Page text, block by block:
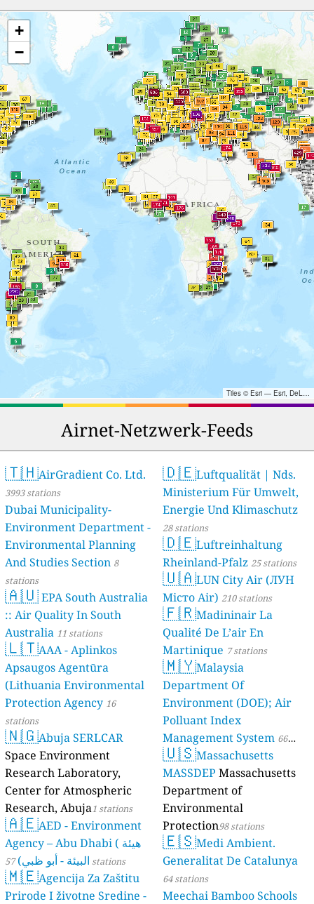
+
−
Tiles © Esri — Esri, DeLorme, NAVTEQ, TomTom, Intermap, iPC, USGS, FAO, NPS, NRCAN, GeoBase, Kadaster NL, Ordnance Survey, Esri Japan, METI, Esri China (Hong Kong), and the GIS User Community
Airnet-Netzwerk-Feeds
🇹🇭AirGradient Co. Ltd.
3993 stations
Dubai Municipality-
Environment Department -
Environmental Planning
And Studies Section 8
stations
🇦🇺EPA South Australia
:: Air Quality In South
Australia 11 stations
🇱🇹AAA - Aplinkos
Apsaugos Agentūra
(Lithuania Environmental
Protection Agency 16
stations
🇳🇬Abuja SERLCAR
Space Environment
Research Laboratory,
Center for Atmospheric
Research, Abuja1 stations
🇦🇪AED - Environment
Agency – Abu Dhabi ( هيئة
البيئة - أبو ظبي) 57 stations
🇲🇪Agencija Za Zaštitu
Prirode I životne Sredine -
🇩🇪Luftqualität | Nds.
Ministerium Für Umwelt,
Energie Und Klimaschutz
28 stations
🇩🇪Luftreinhaltung
Rheinland-Pfalz 25 stations
🇺🇦LUN City Air (ЛУН
Місто Air) 210 stations
🇫🇷Madininair La
Qualité De L’air En
Martinique 7 stations
🇲🇾Malaysia
Department Of
Environment (DOE); Air
Polluant Index
Management System 66
stations
🇺🇸Massachusetts
MASSDEP Massachusetts
Department of
Environmental
Protection98 stations
🇪🇸Medi Ambient.
Generalitat De Catalunya
64 stations
Meechai Bamboo Schools